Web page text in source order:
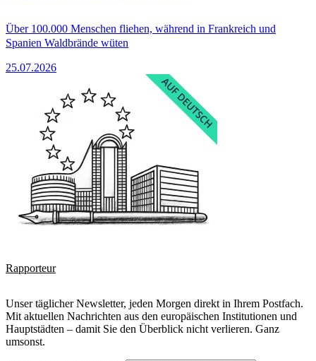
Über 100.000 Menschen fliehen, während in Frankreich und
Spanien Waldbrände wüten
25.07.2026
Rapporteur
Unser täglicher Newsletter, jeden Morgen direkt in Ihrem Postfach.
Mit aktuellen Nachrichten aus den europäischen Institutionen und
Hauptstädten – damit Sie den Überblick nicht verlieren. Ganz
umsonst.